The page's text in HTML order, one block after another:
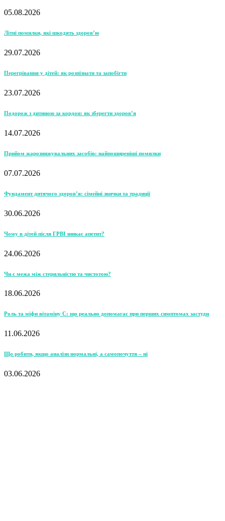
05.08.2026
Літні помилки, які шкодять здоров’ю
29.07.2026
Перегрівання у дітей: як розпізнати та запобігти
23.07.2026
Подорож з дитиною за кордон: як зберегти здоров’я
14.07.2026
Прийом жарознижувальних засобів: найпоширеніші помилки
07.07.2026
Фундамент дитячого здоров’я: сімейні звички та традиції
30.06.2026
Чому в дітей після ГРВІ зникає апетит?
24.06.2026
Чи є межа між стерильністю та чистотою?
18.06.2026
Роль та міфи вітаміну С: що реально допомагає при перших симптомах застуди
11.06.2026
Що робити, якщо аналізи нормальні, а самопочуття – ні
03.06.2026